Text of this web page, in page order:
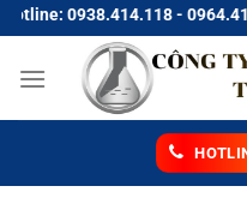
Chuyển
đến
nội
0938.414.118 -